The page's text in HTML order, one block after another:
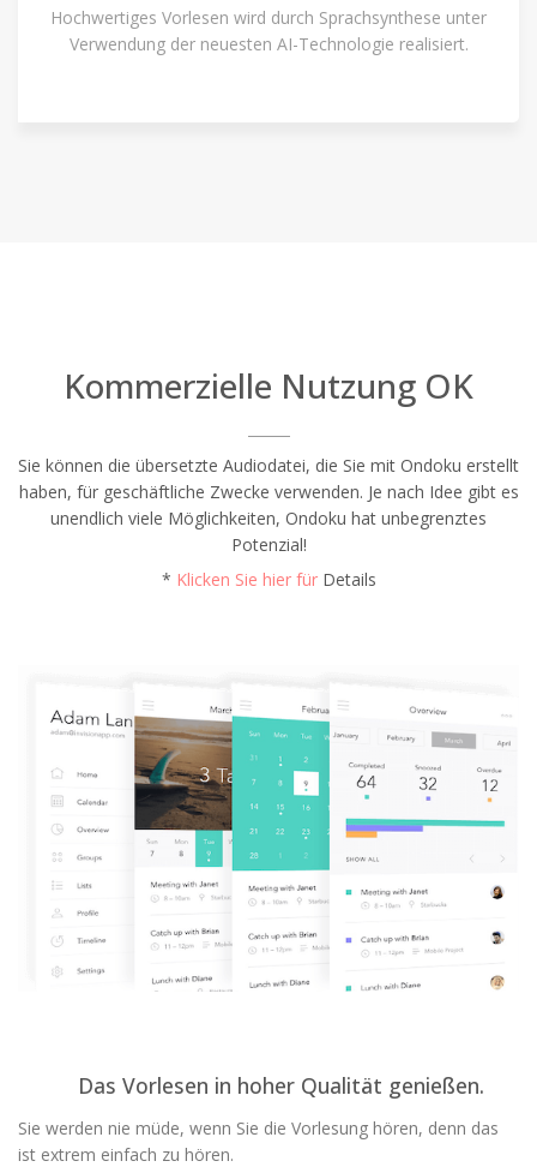
Hochwertiges Vorlesen wird durch Sprachsynthese unter
Verwendung der neuesten AI-Technologie realisiert.
Kommerzielle Nutzung OK
Sie können die übersetzte Audiodatei, die Sie mit Ondoku erstellt
haben, für geschäftliche Zwecke verwenden. Je nach Idee gibt es
unendlich viele Möglichkeiten, Ondoku hat unbegrenztes
Potenzial!
* Klicken Sie hier fürDetails
Das Vorlesen in hoher Qualität genießen.
Sie werden nie müde, wenn Sie die Vorlesung hören, denn das
ist extrem einfach zu hören.